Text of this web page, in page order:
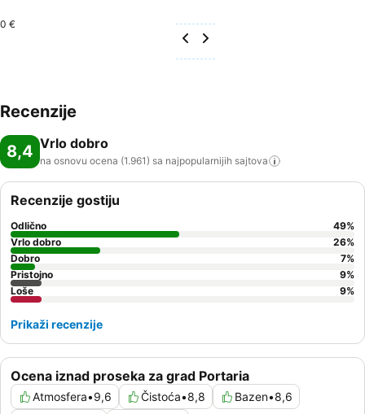
0 €
Recenzije
8,4 Vrlo dobro
na osnovu ocena (1.961) sa najpopularnijih sajtova
Ocena iznad proseka za grad Portaria
Atmosfera•9,6 Čistoća•8,8 Bazen•8,6
Recenzije gostiju
Odlično 49%
Vrlo dobro
26%
Dobro
7%
Pristojno
9%
Loše
9%
Prikaži recenzije